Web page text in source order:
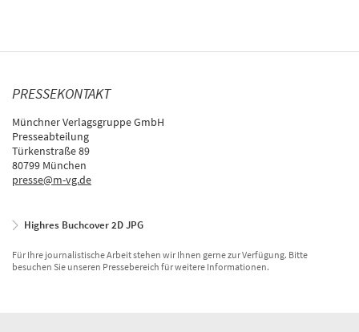
PRESSEKONTAKT
Münchner Verlagsgruppe GmbH
Presseabteilung
Türkenstraße 89
80799 München
presse@m-vg.de
Highres Buchcover 2D JPG
Für Ihre journalistische Arbeit stehen wir Ihnen gerne zur Verfügung. Bitte
besuchen Sie unseren Pressebereich für weitere Informationen.